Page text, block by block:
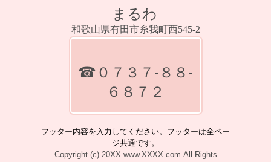
まるわ
和歌山県有田市糸我町西545-2
☎０７３７‐８８‐
６８７２
フッター内容を入力してください。フッターは全ペー
ジ共通です。
Copyright (c) 20XX www.XXXX.com All Rights